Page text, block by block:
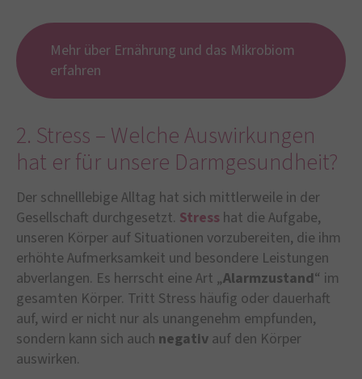
Mehr über Ernährung und das Mikrobiom
erfahren
2. Stress – Welche Auswirkungen
hat er für unsere Darmgesundheit?
Der schnelllebige Alltag hat sich mittlerweile in der
Gesellschaft durchgesetzt. Stress hat die Aufgabe,
unseren Körper auf Situationen vorzubereiten, die ihm
erhöhte Aufmerksamkeit und besondere Leistungen
abverlangen. Es herrscht eine Art „Alarmzustand“ im
gesamten Körper. Tritt Stress häufig oder dauerhaft
auf, wird er nicht nur als unangenehm empfunden,
sondern kann sich auch negativ auf den Körper
auswirken.